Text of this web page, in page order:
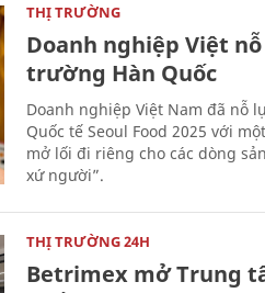
THỊ TRƯỜNG
Doanh nghiệp Việt
trường Hàn Quốc
Doanh nghiệp Việt Nam đã nỗ
Quốc tế Seoul Food 2025 với
mở lối đi riêng cho các dòng
xứ người”.
THỊ TRƯỜNG 24H
Betrimex mở Trung